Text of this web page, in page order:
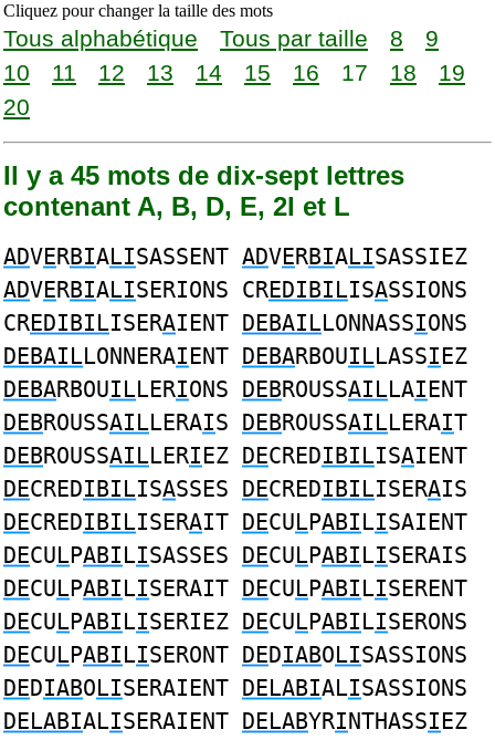
Cliquez pour changer la taille des mots
Tous alphabétique Tous par taille 8
9
10
11 12 13 14 15 16 17 18
19
20
Il y a 45 mots de dix-sept lettres
contenant A, B, D, E, 2I et L
ADVERBIALISASSENT ADVERBIALISASSIEZ
ADVERBIALISERIONS CREDIBILISASSIONS
CREDIBILISERAIENT DEBAILLONNASSIONS
DEBAILLONNERAIENT DEBARBOUILLASSIEZ
DEBARBOUILLERIONS DEBROUSSAILLAIENT
DEBROUSSAILLERAIS DEBROUSSAILLERAIT
DEBROUSSAILLERIEZ DECREDIBILISAIENT
DECREDIBILISASSES DECREDIBILISERAIS
DECREDIBILISERAIT DECULPABILISAIENT
DECULPABILISASSES DECULPABILISERAIS
DECULPABILISERAIT DECULPABILISERENT
DECULPABILISERIEZ DECULPABILISERONS
DECULPABILISERONT DEDIABOLISASSIONS
DEDIABOLISERAIENT DELABIALISASSIONS
DELABIALISERAIENT DELABYRINTHASSIEZ